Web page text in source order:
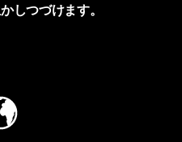
しつづけます。